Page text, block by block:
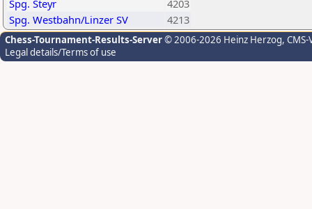
Spg. Steyr
4203
Spg. Westbahn/Linzer SV
4213
Chess-Tournament-Results-Server© 2006-2026 Heinz Herzog,
Legal details/Terms of use